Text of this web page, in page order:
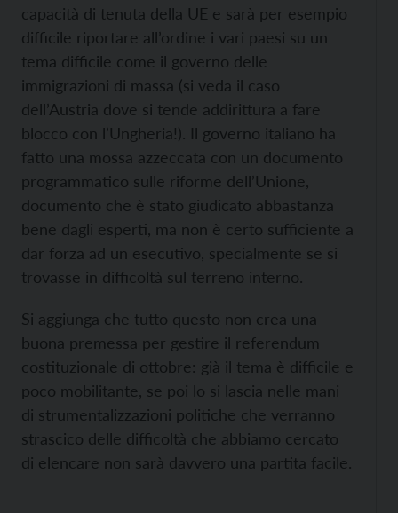
capacità di tenuta della UE e sarà per esempio
difficile riportare all’ordine i vari paesi su un
tema difficile come il governo delle
immigrazioni di massa (si veda il caso
dell’Austria dove si tende addirittura a fare
blocco con l’Ungheria!). Il governo italiano ha
fatto una mossa azzeccata con un documento
programmatico sulle riforme dell’Unione,
documento che è stato giudicato abbastanza
bene dagli esperti, ma non è certo sufficiente a
dar forza ad un esecutivo, specialmente se si
trovasse in difficoltà sul terreno interno.
Si aggiunga che tutto questo non crea una
buona premessa per gestire il referendum
costituzionale di ottobre: già il tema è difficile e
poco mobilitante, se poi lo si lascia nelle mani
di strumentalizzazioni politiche che verranno
strascico delle difficoltà che abbiamo cercato
di elencare non sarà davvero una partita facile.